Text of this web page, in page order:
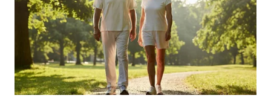
KARO
WN
SIMALUNGUN
WN
LABUHANBATU